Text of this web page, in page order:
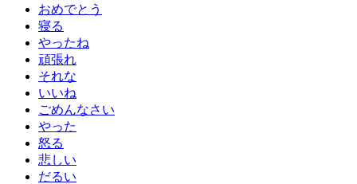
おめでとう
寝る
やったね
頑張れ
それな
いいね
ごめんなさい
やった
怒る
悲しい
だるい